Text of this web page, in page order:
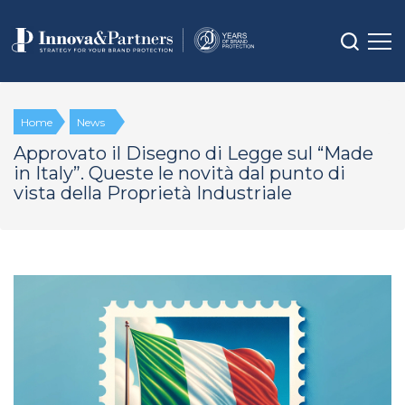
Home News
Approvato il Disegno di Legge sul “Made
in Italy”. Queste le novità dal punto di
vista della Proprietà Industriale